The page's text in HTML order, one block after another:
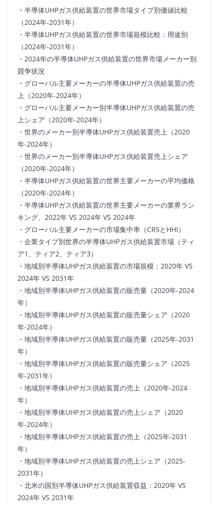
・半導体UHPガス供給装置の世界市場タイプ別価値比較
（2024年-2031年）
・半導体UHPガス供給装置の世界市場規模比較：用途別
（2024年-2031年）
・2024年の半導体UHPガス供給装置の世界市場メーカー別
競争状況
・グローバル主要メーカーの半導体UHPガス供給装置の売
上（2020年-2024年）
・グローバル主要メーカー別半導体UHPガス供給装置の売
上シェア（2020年-2024年）
・世界のメーカー別半導体UHPガス供給装置売上（2020
年-2024年）
・世界のメーカー別半導体UHPガス供給装置売上シェア
（2020年-2024年）
・半導体UHPガス供給装置の世界主要メーカーの平均価格
（2020年-2024年）
・半導体UHPガス供給装置の世界主要メーカーの業界ラン
キング、2022年 VS 2024年 VS 2024年
・グローバル主要メーカーの市場集中率（CR5とHHI）
・企業タイプ別世界の半導体UHPガス供給装置市場（ティ
ア1、ティア2、ティア3）
・地域別半導体UHPガス供給装置の市場規模：2020年 VS
2024年 VS 2031年
・地域別半導体UHPガス供給装置の販売量（2020年-2024
年）
・地域別半導体UHPガス供給装置の販売量シェア（2020
年-2024年）
・地域別半導体UHPガス供給装置の販売量（2025年-2031
年）
・地域別半導体UHPガス供給装置の販売量シェア（2025
年-2031年）
・地域別半導体UHPガス供給装置の売上（2020年-2024
年）
・地域別半導体UHPガス供給装置の売上シェア（2020
年-2024年）
・地域別半導体UHPガス供給装置の売上（2025年-2031
年）
・地域別半導体UHPガス供給装置の売上シェア（2025-
2031年）
・北米の国別半導体UHPガス供給装置収益：2020年 VS
2024年 VS 2031年